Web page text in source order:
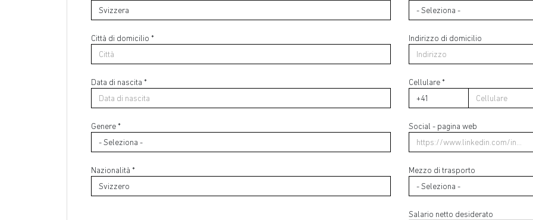
Città di domicilio * Indirizzo di domicilio
Paese di residenza * Regione di residenza *
Città di residenza Indirizzo di residenza
Data di nascita *
Genere *
Nazionalità *
Cellulare *
Social - pagina web
Mezzo di trasporto
Salario netto desiderato